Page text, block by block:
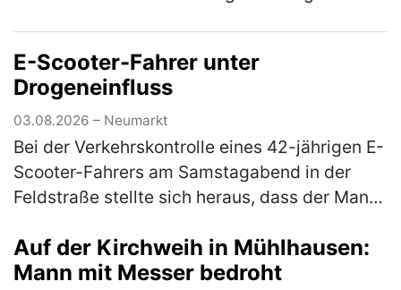
E-Scooter-Fahrer unter
Drogeneinfluss
03.08.2026 – Neumarkt
Bei der Verkehrskontrolle eines 42-jährigen E-
Scooter-Fahrers am Samstagabend in der
Feldstraße stellte sich heraus, dass der Mann
stand. Die Weiterfahrt wurde…(mehr)
Auf der Kirchweih in Mühlhausen:
Mann mit Messer bedroht